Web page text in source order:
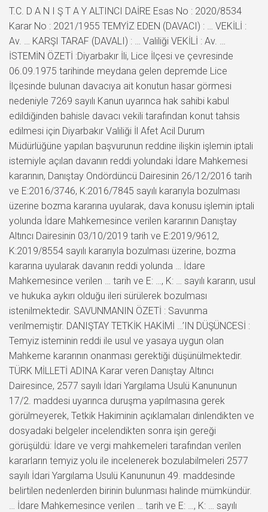
T.C. D A N I Ş T A Y ALTINCI DAİRE Esas No : 2020/8534
Karar No : 2021/1955 TEMYİZ EDEN (DAVACI) : … VEKİLİ :
Av. … KARŞI TARAF (DAVALI) : … Valiliği VEKİLİ : Av. …
İSTEMİN ÖZETİ :Diyarbakır İli, Lice İlçesi ve çevresinde
06.09.1975 tarihinde meydana gelen depremde Lice
İlçesinde bulunan davacıya ait konutun hasar görmesi
nedeniyle 7269 sayılı Kanun uyarınca hak sahibi kabul
edildiğinden bahisle davacı vekili tarafından konut tahsis
edilmesi için Diyarbakır Valiliği İl Afet Acil Durum
Müdürlüğüne yapılan başvurunun reddine ilişkin işlemin iptali
istemiyle açılan davanın reddi yolundaki İdare Mahkemesi
kararının, Danıştay Ondördüncü Dairesinin 26/12/2016 tarih
ve E:2016/3746, K:2016/7845 sayılı kararıyla bozulması
üzerine bozma kararına uyularak, dava konusu işlemin iptali
yolunda İdare Mahkemesince verilen kararının Danıştay
Altıncı Dairesinin 03/10/2019 tarih ve E:2019/9612,
K:2019/8554 sayılı kararıyla bozulması üzerine, bozma
kararına uyularak davanın reddi yolunda … İdare
Mahkemesince verilen … tarih ve E: …, K: … sayılı kararın, usul
ve hukuka aykırı olduğu ileri sürülerek bozulması
istenilmektedir. SAVUNMANIN ÖZETİ : Savunma
verilmemiştir. DANIŞTAY TETKİK HAKİMİ …’IN DÜŞÜNCESİ :
Temyiz isteminin reddi ile usul ve yasaya uygun olan
Mahkeme kararının onanması gerektiği düşünülmektedir.
TÜRK MİLLETİ ADINA Karar veren Danıştay Altıncı
Dairesince, 2577 sayılı İdari Yargılama Usulü Kanununun
17/2. maddesi uyarınca duruşma yapılmasına gerek
görülmeyerek, Tetkik Hakiminin açıklamaları dinlendikten ve
dosyadaki belgeler incelendikten sonra işin gereği
görüşüldü: İdare ve vergi mahkemeleri tarafından verilen
kararların temyiz yolu ile incelenerek bozulabilmeleri 2577
sayılı İdari Yargılama Usulü Kanununun 49. maddesinde
belirtilen nedenlerden birinin bulunması halinde mümkündür.
… İdare Mahkemesince verilen … tarih ve E: …, K: … sayılı